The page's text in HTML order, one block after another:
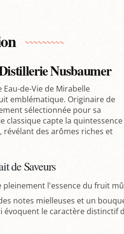
Nusbaumer
de-Vie de Mirabelle
emblématique. Originaire de
sélectionnée pour sa
classique capte la
révélant des arômes riches et
de Saveurs
pleinement l'essence du fruit
notes mielleuses et un
évoquent le caractère distinctif